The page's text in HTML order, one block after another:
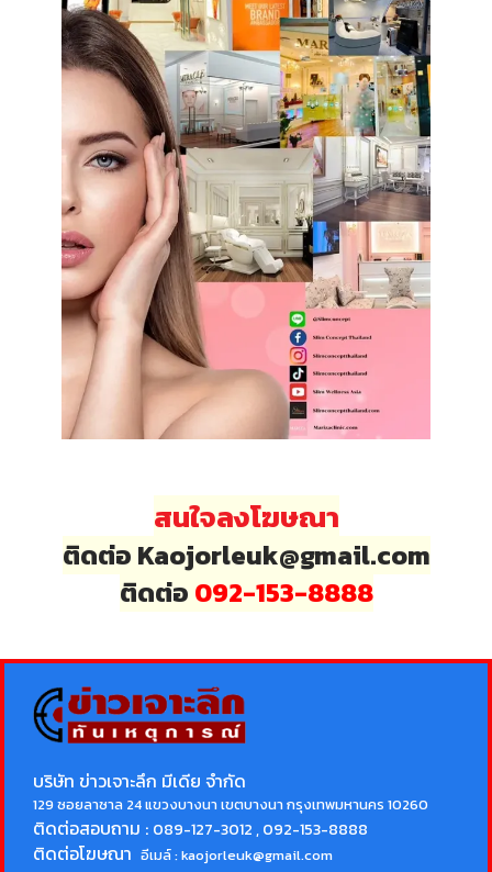
สนใจลงโฆษณา
ติดต่อ Kaojorleuk@gmail.com
ติดต่อ 092-153-8888
บริษัท ข่าวเจาะลึก มีเดีย จำกัด
129 ซอยลาซาล 24 แขวงบางนา เขตบางนา กรุงเทพมหานคร 10260
ติดต่อสอบถาม : 089-127-3012 , 092-153-8888
ติดต่อโฆษณา อีเมล์ :kaojorleuk@gmail.com